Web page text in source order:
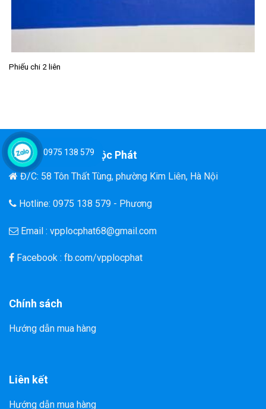
Phiếu chi 2 liên
Văn Phòng Phẩm Lộc Phát
Đ/C: 58 Tôn Thất Tùng, phường Kim Liên, Hà Nội
Hotline: 0975 138 579 - Phương
Email : vpplocphat68@gmail.com
Facebook : fb.com/vpplocphat
Chính sách
Hướng dẫn mua hàng
Liên kết
Hướng dẫn mua hàng
0975 138 579